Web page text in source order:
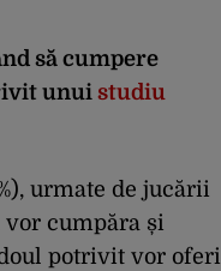
să cumpere
unui studiu
urmate de jucării
vor cumpăra și
potrivit vor oferi